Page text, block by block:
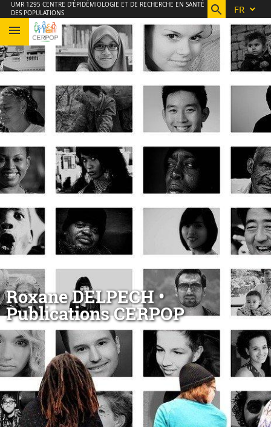
Aller
au
contenu
Navigation
Accès
directs
Connexion
UMR 1295 CENTRE D'ÉPIDÉMIOLOGIE ET DE RECHERCHE EN SANTÉ
DES POPULATIONS
FR
Roxane DELPECH •
Publications CERPOP